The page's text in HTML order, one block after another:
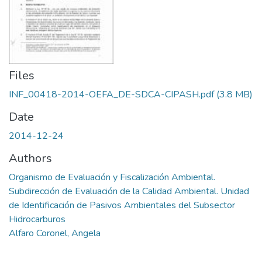
Files
INF_00418-2014-OEFA_DE-SDCA-CIPASH.pdf(3.8 MB)
Date
2014-12-24
Authors
Organismo de Evaluación y Fiscalización Ambiental.
Subdirección de Evaluación de la Calidad Ambiental. Unidad
de Identificación de Pasivos Ambientales del Subsector
Hidrocarburos
Alfaro Coronel, Angela